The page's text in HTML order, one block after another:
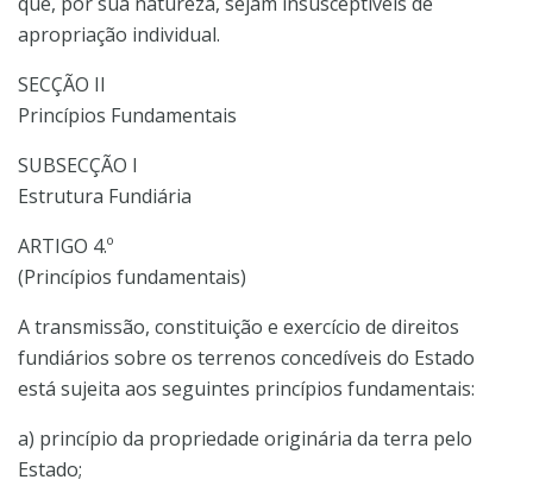
apropriação individual.
SECÇÃO II
Princípios Fundamentais
SUBSECÇÃO I
Estrutura Fundiária
ARTIGO 4.º
(Princípios fundamentais)
A transmissão, constituição e exercício de direitos
fundiários sobre os terrenos concedíveis do Estado
está sujeita aos seguintes princípios fundamentais:
a) princípio da propriedade originária da terra pelo
Estado;